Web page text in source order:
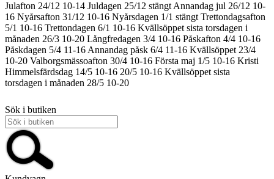
Julafton 24/12 10-14 Juldagen 25/12 stängt Annandag jul 26/12 10-
16 Nyårsafton 31/12 10-16 Nyårsdagen 1/1 stängt Trettondagsafton
5/1 10-16 Trettondagen 6/1 10-16 Kvällsöppet sista torsdagen i
månaden 26/3 10-20 Långfredagen 3/4 10-16 Påskafton 4/4 10-16
Påskdagen 5/4 11-16 Annandag påsk 6/4 11-16 Kvällsöppet 23/4
10-20 Valborgsmässoafton 30/4 10-16 Första maj 1/5 10-16 Kristi
Himmelsfärdsdag 14/5 10-16 20/5 10-16 Kvällsöppet sista
torsdagen i månaden 28/5 10-20
Sök i butiken